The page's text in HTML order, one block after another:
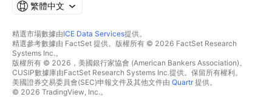
繁體中文
精選市場數據由ICE Data Services提供。
精選參考數據由 FactSet 提供。版權所有 © 2026 FactSet Research
Systems Inc.。
版權所有 © 2026，美國銀行家協會 (American Bankers Association)。
CUSIP數據庫由FactSet Research Systems Inc.提供。保留所有權利。
美國證券交易委員會(SEC)申報文件及其他文件由 Quartr提供。
© 2026 TradingView, Inc.。